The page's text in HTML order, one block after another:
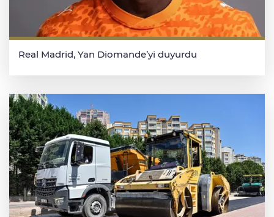
Real Madrid, Yan Diomande’yi duyurdu